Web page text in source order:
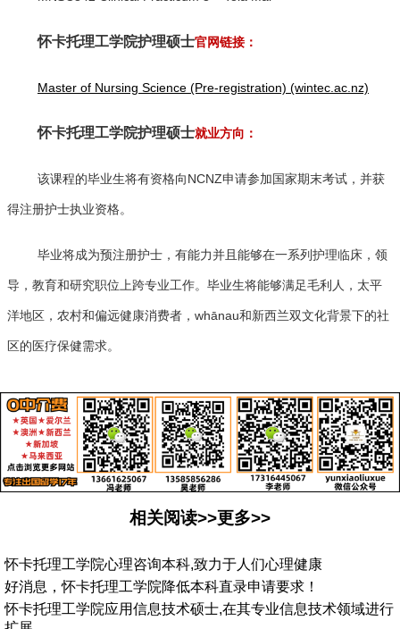
怀卡托理工学院护理硕士官网链接：
Master of Nursing Science (Pre-registration) (wintec.ac.nz)
怀卡托理工学院护理硕士就业方向：
该课程的毕业生将有资格向NCNZ申请参加国家期末考试，并获
得注册护士执业资格。
毕业将成为预注册护士，有能力并且能够在一系列护理临床，领
导，教育和研究职位上跨专业工作。毕业生将能够满足毛利人，太平
洋地区，农村和偏远健康消费者，whānau和新西兰双文化背景下的社
区的医疗保健需求。
相关阅读>>更多>>
怀卡托理工学院心理咨询本科,致力于人们心理健康
好消息，怀卡托理工学院降低本科直录申请要求！
怀卡托理工学院应用信息技术硕士,在其专业信息技术领域进行